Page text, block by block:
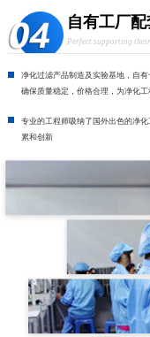
自有工厂
Perfect supporting
净化过滤产品制造及实验基地，自
确保质量稳定，价格合理，为净化
专业的工程师吸纳了国外出色的净
累和创新